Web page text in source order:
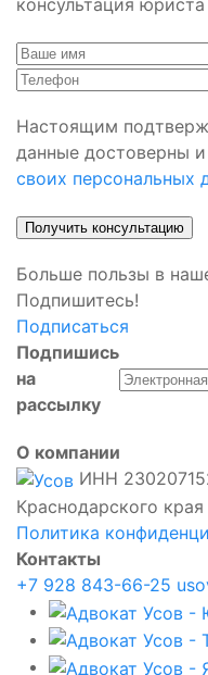
консультация юриста
Настоящим
данные достоверны
своих персональных
Больше пользы в
Подпишитесь!
Подписаться
Подпишись
на
рассылку
О компании
ИНН
Краснодарского
Политика
Контакты
+7 928 843-66-25